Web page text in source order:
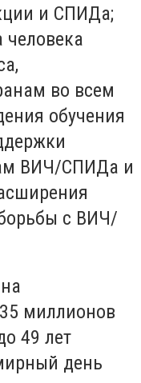
и СПИДа;
человека
во всем
обучения
ВИЧ/СПИДа и
с ВИЧ/
миллионов
49 лет
день